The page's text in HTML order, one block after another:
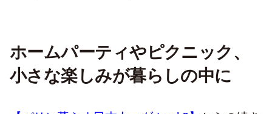
ホームパーティやピクニック、
小さな楽しみが暮らしの中に